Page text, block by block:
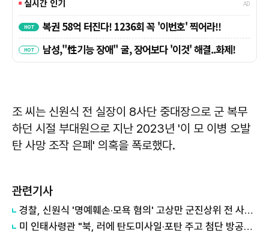
조 씨는 신원식 전 실장이 8사단 중대장으로 군 복무
하던 시절 부대원으로 지난 2023년 '이 모 이병 오발
탄 사망 조작 은폐' 의혹을 폭로했다.
관련기사
경찰, 신원식 '명예훼손·모욕 혐의' 고상만 군진상위 전 사무국장 불송치
미 인태사령관 "북, 러에 탄도미사일·포탄 주고 첨단 방공무기 받을 것"